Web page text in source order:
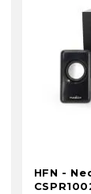
HFN -